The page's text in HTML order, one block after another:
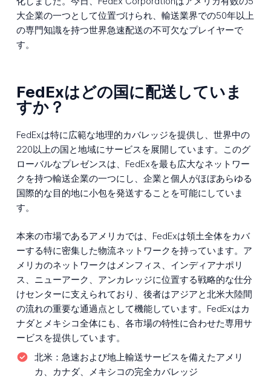
大企業の一つとして位置づけられ、輸送業界での50年以上
の専門知識を持つ世界急速配送の不可欠なプレイヤーで
す。
FedExはどの国に配送していま
すか？
FedExは特に広範な地理的カバレッジを提供し、世界中の
220以上の国と地域にサービスを展開しています。このグ
ローバルなプレゼンスは、FedExを最も広大なネットワー
クを持つ輸送企業の一つにし、企業と個人がほぼあらゆる
国際的な目的地に小包を発送することを可能にしていま
す。
本来の市場であるアメリカでは、FedExは領土全体をカバ
ーする特に密集した物流ネットワークを持っています。ア
メリカのネットワークはメンフィス、インディアナポリ
ス、ニューアーク、アンカレッジに位置する戦略的な仕分
けセンターに支えられており、後者はアジアと北米大陸間
の流れの重要な通過点として機能しています。FedExはカ
ナダとメキシコ全体にも、各市場の特性に合わせた専用サ
ービスを提供しています。
北米： 急速および地上輸送サービスを備えたアメリ
カ、カナダ、メキシコの完全カバレッジ